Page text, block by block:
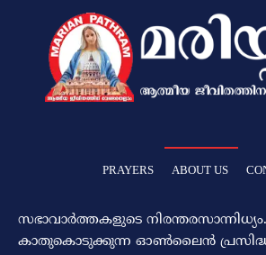
PRAYERS ABOUT US
സഭാവാര്‍ത്തകളുടെ
കാതുകൊടുക്കുന്ന ഓണ്‍ലൈന്‍